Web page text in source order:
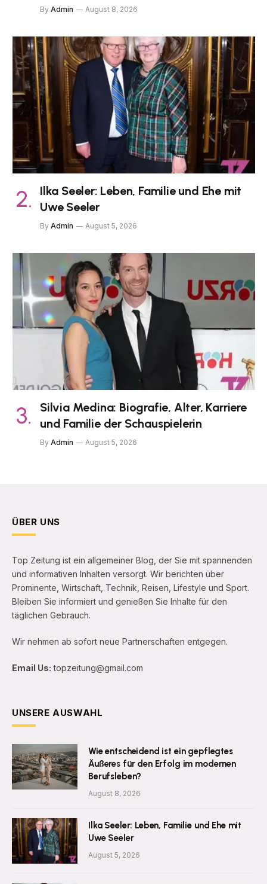
By Admin August 8, 2026
Ilka Seeler: Leben, Familie und Ehe mit
Uwe Seeler
By Admin August 5, 2026
Silvia Medina: Biografie, Alter, Karriere
und Familie der Schauspielerin
By Admin August 5, 2026
ÜBER UNS
Top Zeitung ist ein allgemeiner Blog, der Sie mit spannenden
und informativen Inhalten versorgt. Wir berichten über
Prominente, Wirtschaft, Technik, Reisen, Lifestyle und Sport.
Bleiben Sie informiert und genießen Sie Inhalte für den
täglichen Gebrauch.
Wir nehmen ab sofort neue Partnerschaften entgegen.
Email Us: topzeitung@gmail.com
UNSERE AUSWAHL
Wie entscheidend ist ein gepflegtes
Äußeres für den Erfolg im modernen
Berufsleben?
August 8, 2026
Ilka Seeler: Leben, Familie und Ehe mit
Uwe Seeler
August 5, 2026